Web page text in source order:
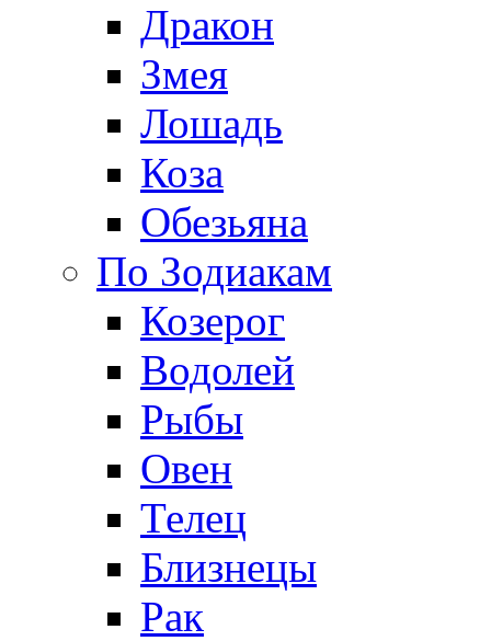
Дракон
Змея
Лошадь
Коза
Обезьяна
По Зодиакам
Козерог
Водолей
Рыбы
Овен
Телец
Близнецы
Рак